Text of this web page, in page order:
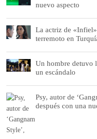
nuevo aspecto
La actriz de «Infiel»
terremoto en
Un hombre detuvo
un escándalo
Psy, autor de
después con una